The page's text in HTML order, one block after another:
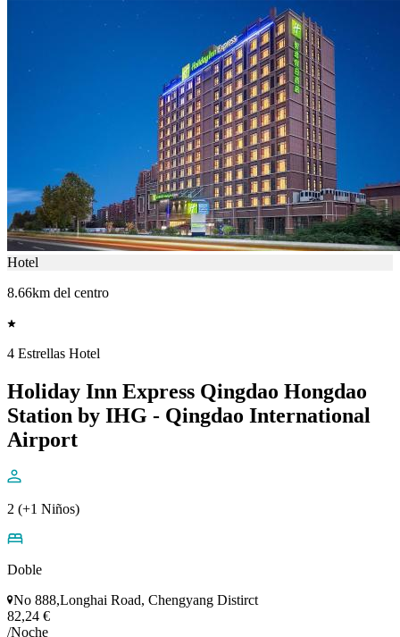
Hotel
8.66km del centro
4 Estrellas Hotel
Holiday Inn Express Qingdao Hongdao
Station by IHG - Qingdao International
Airport
2 (+1 Niños)
Doble
No 888,Longhai Road, Chengyang Distirct
82,24 €
/Noche